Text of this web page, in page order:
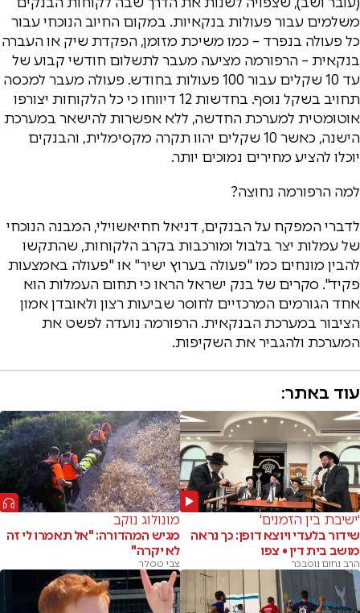
משלמים עבור פעולות בנקאיות. במקום החיוב הנוכחי עבור
כל פעולה בנפרד – כמו משיכת מזומן, הפקדת שיק או העברה
בנקאית – הרפורמה מציעה מעבר לתשלום חודשי קבוע של
עד 10 שקלים עבור 100 פעולות בחודש. פעולה מעבר למכסה
תחויב בשקל נוסף. בחדשות 12 דיווחו כי כל הלקוחות יצורפו
אוטומטית למערכת החדשה, ללא אפשרות להישאר במערכת
הישנה, כאשר 10 שקלים יהוו תקרה מקסימלית, והבנקים
יוכלו להציע מחירים נמוכים יותר.
למה הרפורמה נחוצה?
לדברי המפקח על הבנקים, דניאל חחיאשוילי, המבנה הנוכחי
של עמלות יצר בלבול ומורכבות בקרב הלקוחות, שהתקשו
להבין מונחים כמו "פעולה בערוץ ישיר" או "פעולה באמצעות
פקיד". סקרים של בנק ישראל הראו כי תחום העמלות הוא
אחד הגורמים המרכזיים לחוסר שביעות רצון ולאובדן אמון
הציבור במערכת הבנקאית. הרפורמה נועדה לפשט את
המערכת ולהגביר את השקיפות.
עוד באתר:
'ישיבת בין הזמנים'
שידור בלעדי ויוצא דופן: כך נראה
מושב בית דין • צפו
הרב נחום נוסבכר
מונולוג נוקב
מגיש המהדורה: "אל תאמרו לי זה
לא יקרה"
צבי טסלר